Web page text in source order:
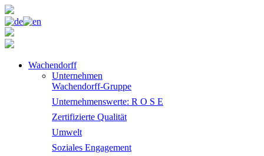
Wachendorff
Unternehmen
Wachendorff-Gruppe
Unternehmenswerte: R O S E
Zertifizierte Qualität
Umwelt
Soziales Engagement